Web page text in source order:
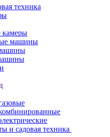
техника
камеры
машины
и садовая техника